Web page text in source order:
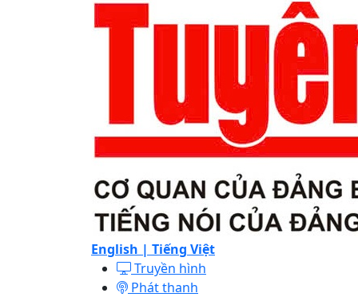
English | Tiếng Việt
Truyền hình
Phát thanh